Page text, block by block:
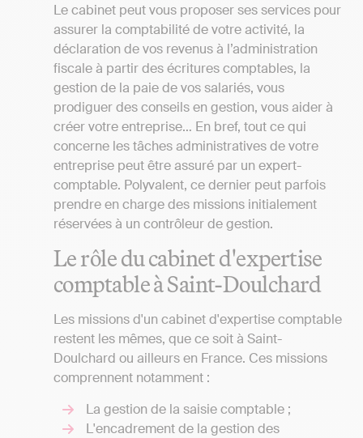
Le cabinet peut vous proposer ses services pour
assurer la comptabilité de votre activité, la
déclaration de vos revenus à l’administration
fiscale à partir des écritures comptables, la
gestion de la paie de vos salariés, vous
prodiguer des conseils en gestion, vous aider à
créer votre entreprise… En bref, tout ce qui
concerne les tâches administratives de votre
entreprise peut être assuré par un expert-
comptable. Polyvalent, ce dernier peut parfois
prendre en charge des missions initialement
réservées à un contrôleur de gestion.
Le rôle du cabinet d'expertise
comptable à Saint-Doulchard
Les missions d'un cabinet d'expertise comptable
restent les mêmes, que ce soit à Saint-
Doulchard ou ailleurs en France. Ces missions
comprennent notamment :
La gestion de la saisie comptable ;
L'encadrement de la gestion des